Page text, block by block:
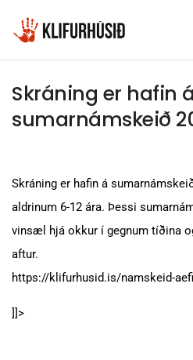
Skráning er hafin á
sumarnámskeið
Skráning er hafin á
aldrinum 6-12 ára. Þessi
vinsæl hjá okkur í gegnum tíðina
aftur.
https://klifurhusid.is/namskeid-
]]>